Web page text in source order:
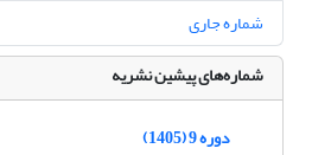
شماره جاری
شماره‌های پیشین نشریه
دوره 9 (1405)